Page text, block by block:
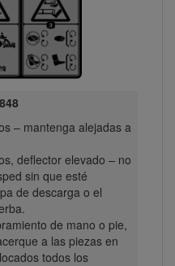
– mantenga alejadas a
deflector elevado – no
sin que esté
de descarga o el
de mano o pie,
a las piezas en
todos los